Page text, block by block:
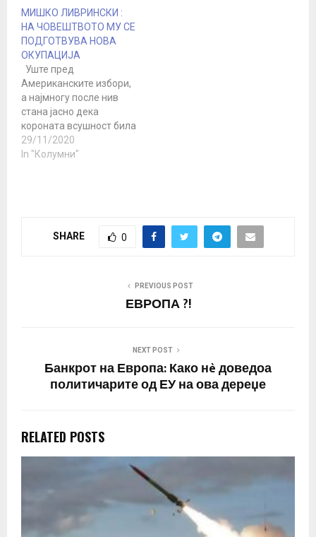
фанатиците на
Големото ресетирање,
перверзната глобална
олигархиска елита на
Шваб и неговите
соработници. Сега на
сите…
МИШКО ЛИВРИНСКИ :
НА ЧОВЕШТВОТО МУ СЕ
ПОДГОТВУВА НОВА
ОКУПАЦИЈА
Уште пред
Американските избори,
а најмногу после нив
стана јасно дека
короната всушност била
операција за старата
Американска
зошто била создадена
29/11/2020
In "Колумни"
SHARE 0
PREVIOUS POST
ЕВРОПА ?!
NEXT POST
Банкрот на Европа: Како нè доведоа
политичарите од ЕУ на ова дереџе
RELATED POSTS